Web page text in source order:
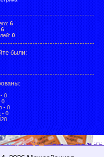
6
6
0
были:
:
0
0
- 0
- 0